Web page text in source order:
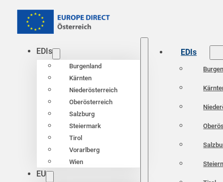
EDIs
Burgenland
Kärnten
Niederösterreich
Oberösterreich
Salzburg
Steiermark
Tirol
Vorarlberg
Wien
EU
EDIs